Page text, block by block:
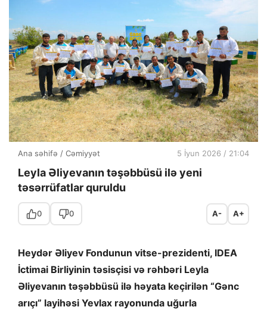
Ana səhifə / Cəmiyyət 5 İyun 2026 / 21:04
Leyla Əliyevanın təşəbbüsü ilə yeni
təsərrüfatlar quruldu
0 0 A- A+
Heydər Əliyev Fondunun vitse-prezidenti, IDEA
İctimai Birliyinin təsisçisi və rəhbəri Leyla
Əliyevanın təşəbbüsü ilə həyata keçirilən “Gənc
arıçı” layihəsi Yevlax rayonunda uğurla